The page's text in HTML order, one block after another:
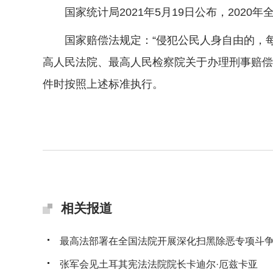
国家统计局2021年5月19日公布，2020年全
国家赔偿法规定：“侵犯公民人身自由的，
高人民法院、最高人民检察院关于办理刑事赔
件时按照上述标准执行。
相关报道
最高法部署在全国法院开展深化扫黑除恶专项斗
张军会见土耳其宪法法院院长卡迪尔·厄兹卡亚